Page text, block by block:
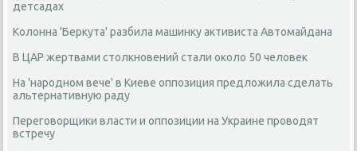
детсадах
Колонна 'Беркута' разбила машинку активиста Автомайдана
В ЦАР жертвами столкновений стали около 50 человек
На 'народном вече' в Киеве оппозиция предложила сделать
альтернативную раду
Переговорщики власти и оппозиции на Украине проводят
встречу